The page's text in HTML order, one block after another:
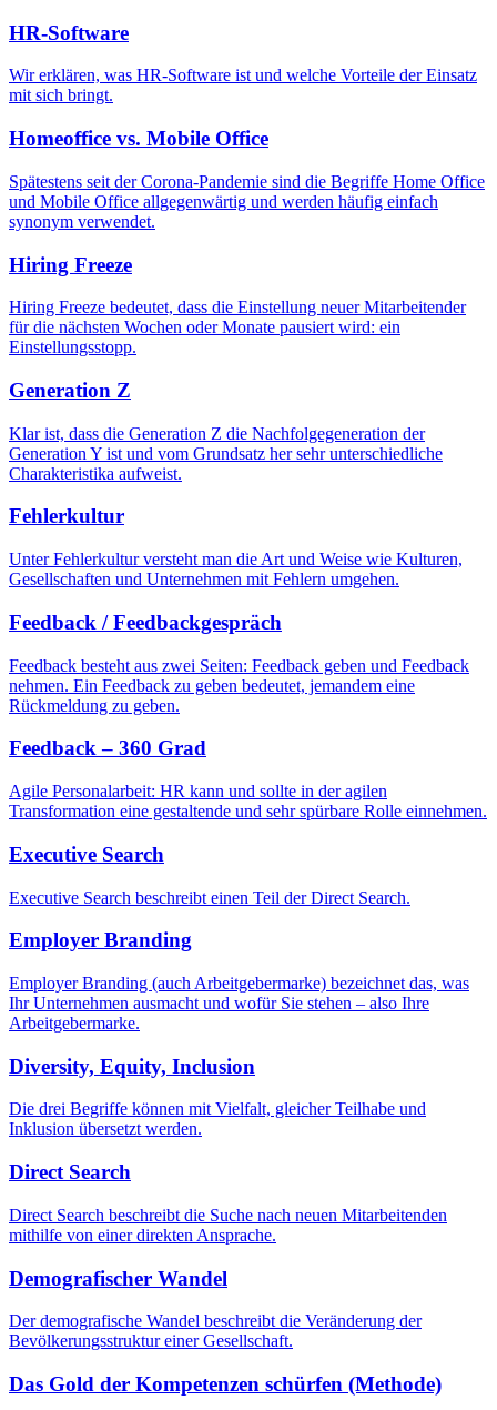
HR-Software
Wir erklären, was HR-Software ist und welche Vorteile der Einsatz
mit sich bringt.
Homeoffice vs. Mobile Office
Spätestens seit der Corona-Pandemie sind die Begriffe Home Office
und Mobile Office allgegenwärtig und werden häufig einfach
synonym verwendet.
Hiring Freeze
Hiring Freeze bedeutet, dass die Einstellung neuer Mitarbeitender
für die nächsten Wochen oder Monate pausiert wird: ein
Einstellungsstopp.
Generation Z
Klar ist, dass die Generation Z die Nachfolgegeneration der
Generation Y ist und vom Grundsatz her sehr unterschiedliche
Charakteristika aufweist.
Fehlerkultur
Unter Fehlerkultur versteht man die Art und Weise wie Kulturen,
Gesellschaften und Unternehmen mit Fehlern umgehen.
Feedback / Feedbackgespräch
Feedback besteht aus zwei Seiten: Feedback geben und Feedback
nehmen. Ein Feedback zu geben bedeutet, jemandem eine
Rückmeldung zu geben.
Feedback – 360 Grad
Agile Personalarbeit: HR kann und sollte in der agilen
Transformation eine gestaltende und sehr spürbare Rolle einnehmen.
Executive Search
Executive Search beschreibt einen Teil der Direct Search.
Employer Branding
Employer Branding (auch Arbeitgebermarke) bezeichnet das, was
Ihr Unternehmen ausmacht und wofür Sie stehen – also Ihre
Arbeitgebermarke.
Diversity, Equity, Inclusion
Die drei Begriffe können mit Vielfalt, gleicher Teilhabe und
Inklusion übersetzt werden.
Direct Search
Direct Search beschreibt die Suche nach neuen Mitarbeitenden
mithilfe von einer direkten Ansprache.
Demografischer Wandel
Der demografische Wandel beschreibt die Veränderung der
Bevölkerungsstruktur einer Gesellschaft.
Das Gold der Kompetenzen schürfen (Methode)